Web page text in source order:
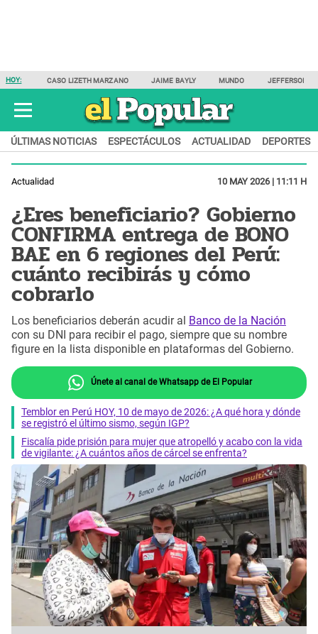
HOY: CASO LIZETH MARZANO JAIME BAYLY MUNDO JEFFERSON
ÚLTIMAS NOTICIAS ESPECTÁCULOS ACTUALIDAD DEPORTES
Actualidad 10 MAY 2026 | 11:11 H
¿Eres beneficiario? Gobierno
CONFIRMA entrega de BONO
BAE en 6 regiones del Perú:
cuánto recibirás y cómo
cobrarlo
Los beneficiarios deberán acudir al Banco de la Nación
con su DNI para recibir el pago, siempre que su nombre
figure en la lista disponible en plataformas del Gobierno.
Únete al canal de Whatsapp de El Popular
Temblor en Perú HOY, 10 de mayo de 2026: ¿A qué hora y dónde
se registró el último sismo, según IGP?
Fiscalía pide prisión para mujer que atropelló y acabo con la vida
de vigilante: ¿A cuántos años de cárcel se enfrenta?